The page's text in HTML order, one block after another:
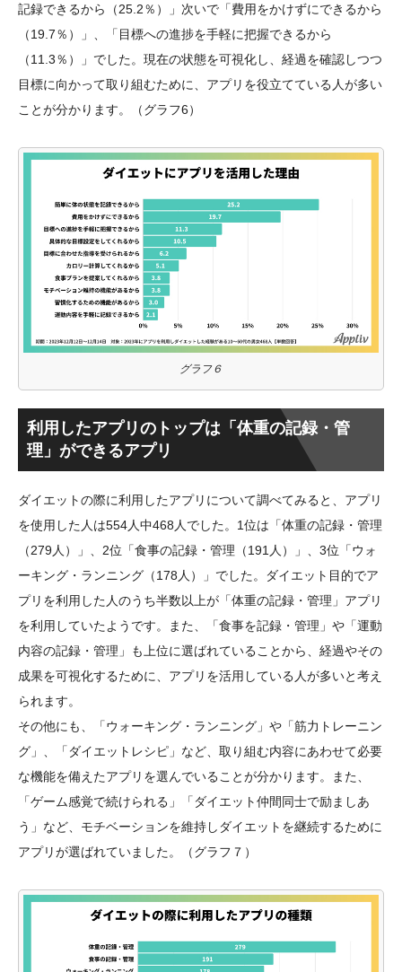
記録できるから（25.2％）」次いで「費用をかけずにできるから
（19.7％）」、「目標への進捗を手軽に把握できるから
（11.3％）」でした。現在の状態を可視化し、経過を確認しつつ
目標に向かって取り組むために、アプリを役立てている人が多い
ことが分かります。（グラフ6）
グラフ６
利用したアプリのトップは「体重の記録・管
理」ができるアプリ
ダイエットの際に利用したアプリについて調べてみると、アプリ
を使用した人は554人中468人でした。1位は「体重の記録・管理
（279人）」、2位「食事の記録・管理（191人）」、3位「ウォ
ーキング・ランニング（178人）」でした。ダイエット目的でア
プリを利用した人のうち半数以上が「体重の記録・管理」アプリ
を利用していたようです。また、「食事を記録・管理」や「運動
内容の記録・管理」も上位に選ばれていることから、経過やその
成果を可視化するために、アプリを活用している人が多いと考え
られます。
その他にも、「ウォーキング・ランニング」や「筋力トレーニン
グ」、「ダイエットレシピ」など、取り組む内容にあわせて必要
な機能を備えたアプリを選んでいることが分かります。また、
「ゲーム感覚で続けられる」「ダイエット仲間同士で励ましあ
う」など、モチベーションを維持しダイエットを継続するために
アプリが選ばれていました。（グラフ７）